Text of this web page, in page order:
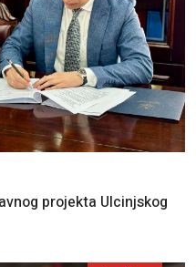
projekta Ulcinjskog